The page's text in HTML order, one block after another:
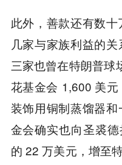
此外，善款还有数
几家与家族利益的
三家也曾在特朗普球
花基金会 1,600 美
装饰用铜制蒸馏器
金会确实也向圣裘
的 22 万美元，增至